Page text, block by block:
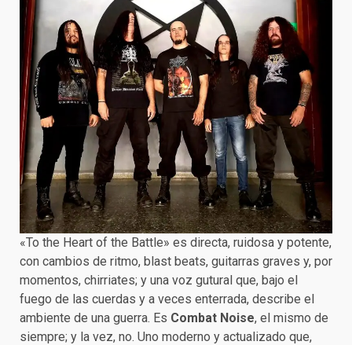
«To the Heart of the Battle» es directa, ruidosa y potente,
con cambios de ritmo, blast beats, guitarras graves y, por
momentos, chirriates; y una voz gutural que, bajo el
fuego de las cuerdas y a veces enterrada, describe el
ambiente de una guerra. Es Combat Noise, el mismo de
siempre; y la vez, no. Uno moderno y actualizado que,